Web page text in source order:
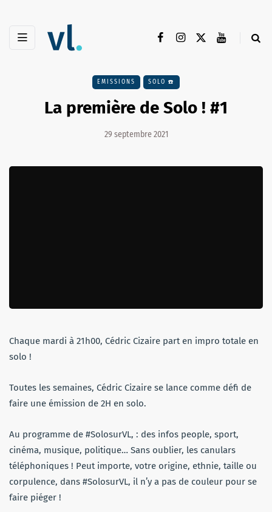
EMISSIONS SOLO ☎️
La première de Solo ! #1
29 septembre 2021
Chaque mardi à 21h00, Cédric Cizaire part en impro totale en
solo !
Toutes les semaines, Cédric Cizaire se lance comme défi de
faire une émission de 2H en solo.
Au programme de #SolosurVL, : des infos people, sport,
cinéma, musique, politique… Sans oublier, les canulars
téléphoniques ! Peut importe, votre origine, ethnie, taille ou
corpulence, dans #SolosurVL, il n’y a pas de couleur pour se
faire piéger !